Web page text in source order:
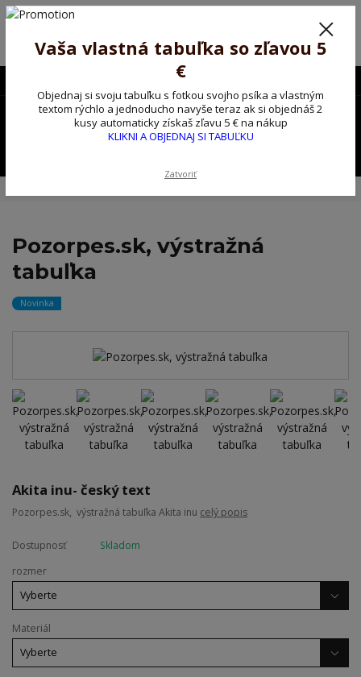
Poprosíme ctených zákazníkov o trpezlivosť, v tomto období máme
Preto sme Vám pripravili malý darček ako ospravedlnenie.
!!! ZĽAVA 5€ na PRVÚ objednávku nad 30€ s kódom pozorpes5 !!!
0,00 EUR
Pozorpes.sk, výstražná
tabuľka
Novinka
Akita inu- český text
Pozorpes.sk, výstražná tabuľka Akita inu celý popis
Dostupnosť
Skladom
rozmer
Materiál
Vaša vlastná tabuľka so zľavou 5
€
Objednaj si svoju tabuľku s fotkou svojho psíka a vlastným
textom rýchlo a jednoducho navyše teraz ak si objednáš 2
kusy automaticky získaš zľavu 5 € na nákup
KLIKNI A OBJEDNAJ SI TABUĽKU
Zatvoriť